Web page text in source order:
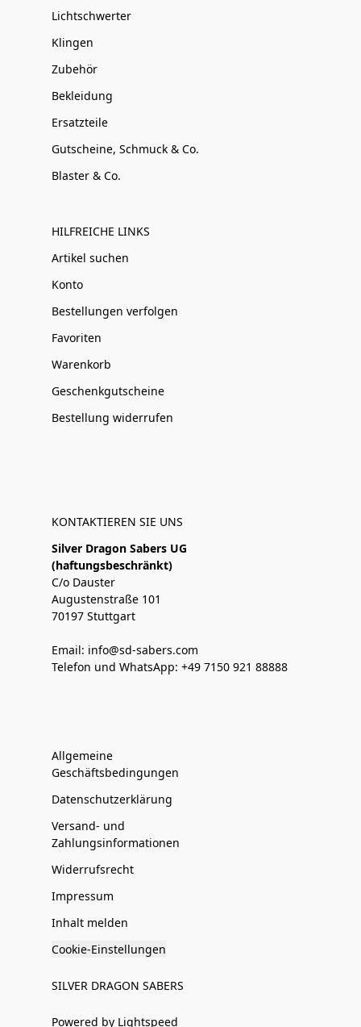
Lichtschwerter
Klingen
Zubehör
Bekleidung
Ersatzteile
Gutscheine, Schmuck & Co.
Blaster & Co.
HILFREICHE LINKS
Artikel suchen
Konto
Bestellungen verfolgen
Favoriten
Warenkorb
Geschenkgutscheine
Bestellung widerrufen
KONTAKTIEREN SIE UNS
Silver Dragon Sabers UG
(haftungsbeschränkt)
C/o Dauster
Augustenstraße 101
70197 Stuttgart
Email: info@sd-sabers.com
Telefon und WhatsApp: +49 7150 921 88888
Allgemeine
Geschäftsbedingungen
Datenschutzerklärung
Versand- und
Zahlungsinformationen
Widerrufsrecht
Impressum
Inhalt melden
Cookie-Einstellungen
SILVER DRAGON SABERS
Powered by Lightspeed